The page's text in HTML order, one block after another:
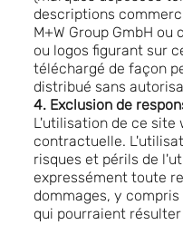
descriptions
M+W Group GmbH
ou logos figurant sur
téléchargé de façon
distribué sans
4. Exclusion de
L'utilisation de ce site
contractuelle.
risques et périls de
expressément toute
dommages, y
qui pourraient